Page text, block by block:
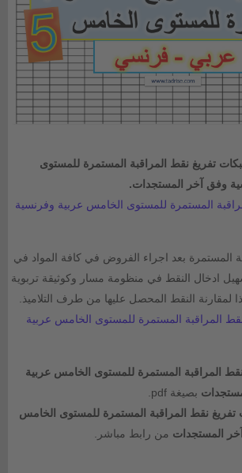
تفريغ نقط المراقبة المستمرة للمستوى
وفق آخر المستجدات.
المستمرة للمستوى الخامس عربية وفرنسية
المستمرة بعد اجراء الفروض في كافة المواد في
ادخال النقط في منظومة مسار وكوثيقة تربوية
لمقارنة النقط المحصل عليها من طرف التلاميذ.
المراقبة المستمرة للمستوى الخامس عربية
المراقبة المستمرة للمستوى الخامس عربية
بصيغة pdf.
نقط المراقبة المستمرة للمستوى الخامس
المستجدات من رابط مباشر.